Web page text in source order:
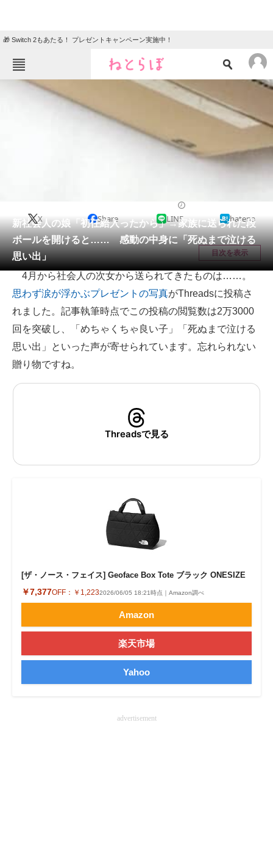
🎁 Switch 2もあたる！ プレゼントキャンペーン実施中！
ねとらぼメニュー
会員記事
メディア
注目記事を集めた総合ページ
ITの今と未来を見通す
スマホと通信の最新トレンド
進化するPCとデバイスの未来
マーケ×ITの今がよく分かる
ITエンジニア向け専門サイト
IT製品の技術・比較・事例
製造業のIT導入・活用を支援
モノづくり技術者専門サイト
エレクトロニクス専門サイト
エネルギーの専門メディア
新社会人の娘「初任給入ったから」→家族に送られた段
ボールを開けると…… 感動の中身に「死ぬまで泣ける
思い出」
X Share LINE hatena
目次を表示
4月から社会人の次女から送られてきたものは……。
思わず涙が浮かぶプレゼントの写真がThreadsに投稿さ
れました。記事執筆時点でこの投稿の閲覧数は2万3000
回を突破し、「めちゃくちゃ良い子」「死ぬまで泣ける
思い出」といった声が寄せられています。忘れられない
贈り物ですね。
Threadsで見る
[ザ・ノース・フェイス] Geoface Box Tote ブラック ONESIZE
￥7,377OFF： ￥1,2232026/06/05 18:21時点｜Amazon調べ
Amazon
楽天市場
Yahoo
advertisement